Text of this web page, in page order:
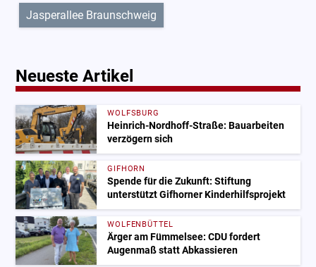
Jasperallee Braunschweig
Neueste Artikel
WOLFSBURG
Heinrich-Nordhoff-Straße: Bauarbeiten
verzögern sich
GIFHORN
Spende für die Zukunft: Stiftung
unterstützt Gifhorner Kinderhilfsprojekt
WOLFENBÜTTEL
Ärger am Fümmelsee: CDU fordert
Augenmaß statt Abkassieren